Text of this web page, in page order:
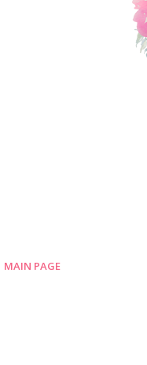
MAIN PAGE